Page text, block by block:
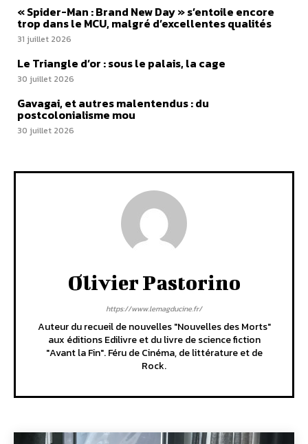
« Spider-Man : Brand New Day » s’entoile encore
trop dans le MCU, malgré d’excellentes qualités
31 juillet 2026
Le Triangle d’or : sous le palais, la cage
30 juillet 2026
Gavagai, et autres malentendus : du
postcolonialisme mou
30 juillet 2026
Olivier Pastorino
https://www.lemagducine.fr/
Auteur du recueil de nouvelles "Nouvelles des Morts"
aux éditions Edilivre et du livre de science fiction
"Avant la Fin". Féru de Cinéma, de littérature et de
Rock.